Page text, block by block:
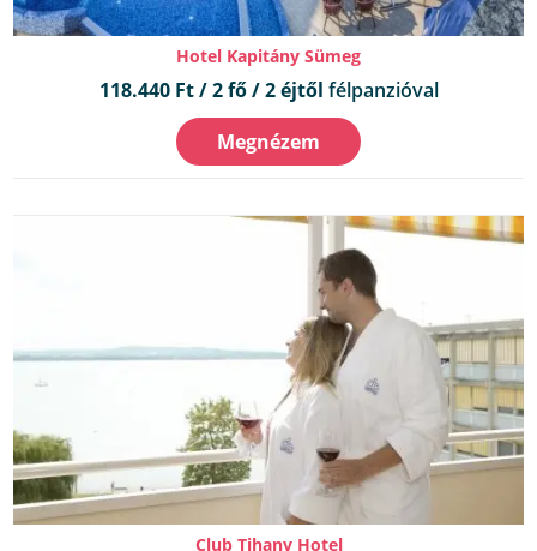
Hotel Kapitány Sümeg
118.440 Ft / 2 fő / 2 éjtől félpanzióval
Megnézem
Club Tihany Hotel